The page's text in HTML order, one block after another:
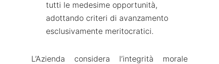
tutti le medesime opportunità,
adottando criteri di avanzamento
esclusivamente meritocratici.
L’Azienda considera l’integrità morale